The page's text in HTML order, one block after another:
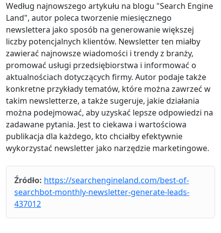
Według najnowszego artykułu na blogu "Search Engine
Land", autor poleca tworzenie miesięcznego
newslettera jako sposób na generowanie większej
liczby potencjalnych klientów. Newsletter ten miałby
zawierać najnowsze wiadomości i trendy z branży,
promować usługi przedsiębiorstwa i informować o
aktualnościach dotyczących firmy. Autor podaje także
konkretne przykłady tematów, które można zawrzeć w
takim newsletterze, a także sugeruje, jakie działania
można podejmować, aby uzyskać lepsze odpowiedzi na
zadawane pytania. Jest to ciekawa i wartościowa
publikacja dla każdego, kto chciałby efektywnie
wykorzystać newsletter jako narzędzie marketingowe.
Źródło: https://searchengineland.com/best-of-
searchbot-monthly-newsletter-generate-leads-
437012